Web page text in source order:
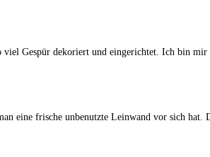
Gespür dekoriert und eingerichtet. Ich bin
eine frische unbenutzte Leinwand vor sich hat.